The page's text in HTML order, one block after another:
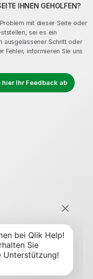
IHNEN GEHOLFEN?
mit dieser Seite oder
sei es ein
ausgelassener Schritt oder
Fehler, informieren Sie uns
hier Ihr Feedback ab